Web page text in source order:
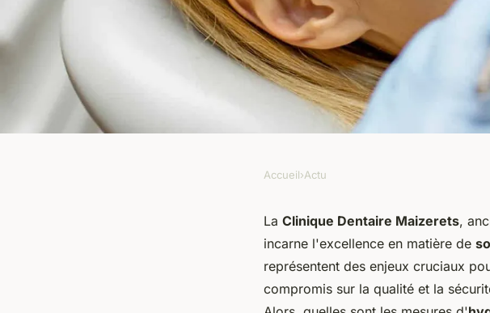
Quelles mesures d'hygiène
appliquées à la Clinique
Accueil›Actu
La Clinique Dentaire Maizerets,
incarne l'excellence en matière de
représentent des enjeux cruciaux
compromis sur la qualité et la